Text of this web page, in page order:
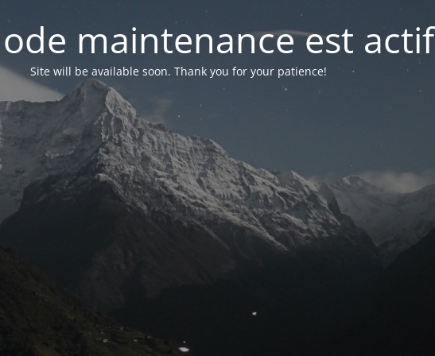
maintenance est actif
Site will be available soon. Thank you for your patience!